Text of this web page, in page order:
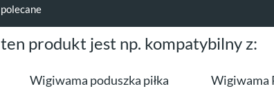
polecane
ten produkt jest np. kompatybilny z:
Wigiwama poduszka piłka
Wigiwama